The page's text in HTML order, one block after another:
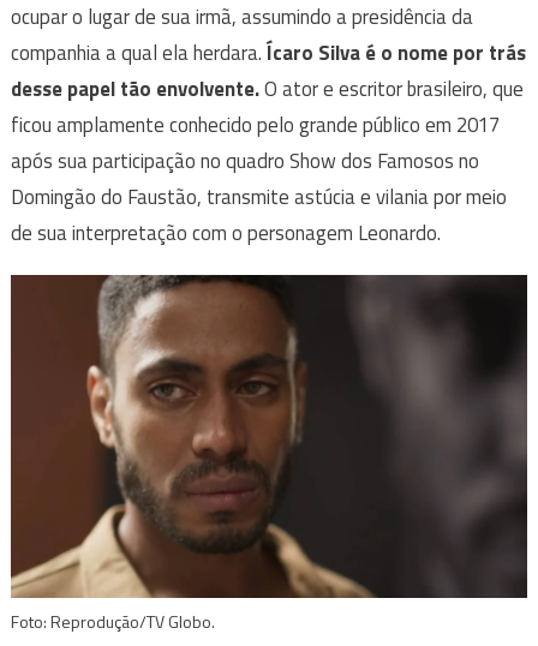
ocupar o lugar de sua irmã, assumindo a presidência da
companhia a qual ela herdara.Ícaro Silva é o nome por trás
desse papel tão envolvente.O ator e escritor brasileiro, que
ficou amplamente conhecido pelo grande público em 2017
após sua participação no quadro Show dos Famosos no
Domingão do Faustão, transmite astúcia e vilania por meio
de sua interpretação com o personagem Leonardo.
Foto: Reprodução/TV Globo.